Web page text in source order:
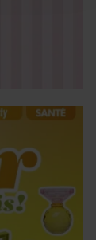
delen we
onze
met andere
services. U
blijft